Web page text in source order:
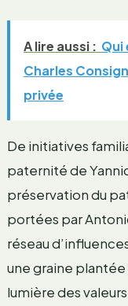
A lire aussi : Qui
Charles
privée
De initiatives
paternité de
préservation du
portées par
réseau
une graine
lumière des